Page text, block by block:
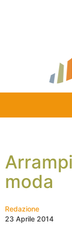
moda
Redazione
23 Aprile 2014